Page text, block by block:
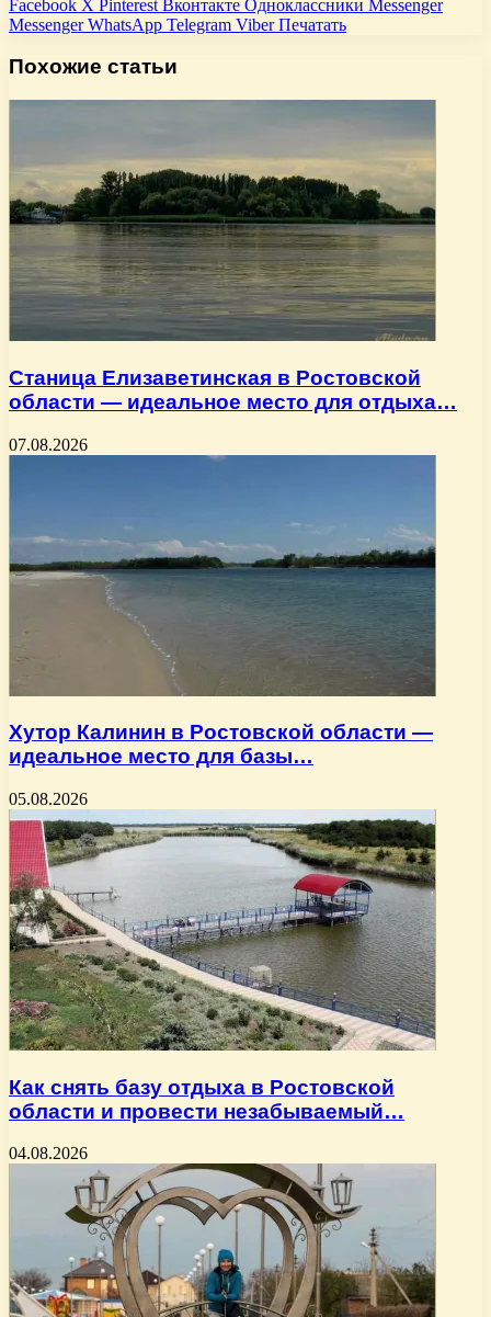
Facebook X Pinterest Вконтакте Одноклассники Messenger
Messenger WhatsApp Telegram Viber Печатать
Похожие статьи
Станица Елизаветинская в Ростовской
области — идеальное место для отдыха…
07.08.2026
Хутор Калинин в Ростовской области —
идеальное место для базы…
05.08.2026
Как снять базу отдыха в Ростовской
области и провести незабываемый…
04.08.2026